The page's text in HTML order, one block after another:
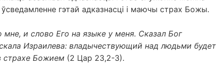
гэтай адказнасці і маючы страх Божы.
мне, и слово Его на языке у меня. Сказал Бог
Израилева: владычествующий над людьми будет
страхе Божием (2 Цар 23,2-3).